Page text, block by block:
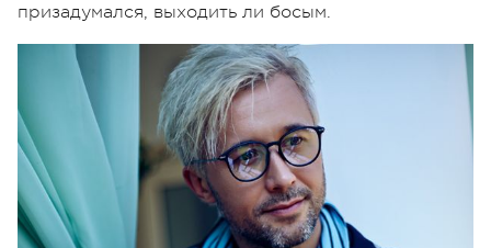
призадумался, выходить ли босым.